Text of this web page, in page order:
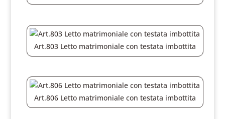
Art.803 Letto matrimoniale con testata imbottita
Art.806 Letto matrimoniale con testata imbottita